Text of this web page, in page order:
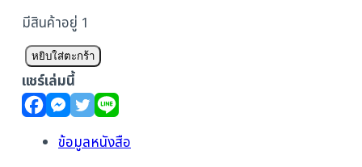
มีสินค้าอยู่ 1
จำนวน
ตุ๊กตา
คู่
ซาน
หยิบใส่ตะกร้า
แชร์เล่มนี้
ข้อมูลหนังสือ